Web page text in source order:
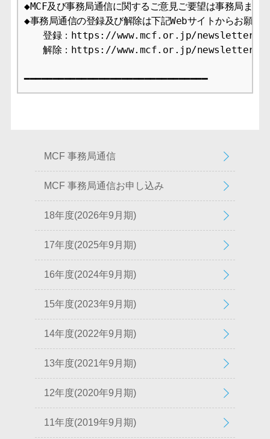
◆MCF及び事務局通信に関するご意見ご要望は事務局まで
◆事務局通信の登録及び解除は下記Webサイトからお願い
登録：https://www.mcf.or.jp/newsletter/
解除：https://www.mcf.or.jp/newsletter/
━━━━━━━━━━━━━━━━━━━━━━━━━━━━━━━━
MCF 事務局通信
MCF 事務局通信お申し込み
18年度(2026年9月期)
17年度(2025年9月期)
16年度(2024年9月期)
15年度(2023年9月期)
14年度(2022年9月期)
13年度(2021年9月期)
12年度(2020年9月期)
11年度(2019年9月期)